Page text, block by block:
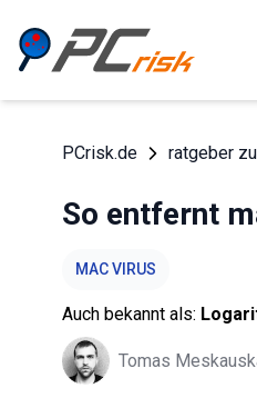
PCrisk.de ratgeber
So entfernt
MAC VIRUS
Auch bekannt als:
Tomas